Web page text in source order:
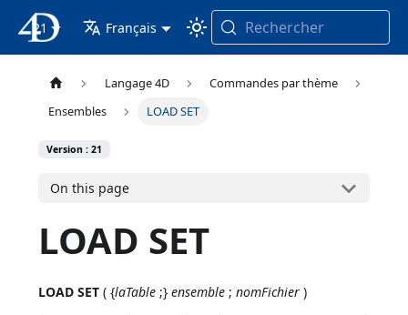
4D Documentation
21 Français Rechercher
Langage 4D
Commandes par thème
Ensembles
LOAD SET
Version : 21
On this page
LOAD SET
LOAD SET ( {laTable ;}ensemble ;nomFichier )